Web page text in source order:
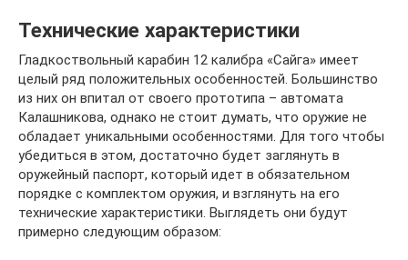
Технические характеристики
Гладкоствольный карабин 12 калибра «Сайга» имеет
целый ряд положительных особенностей. Большинство
из них он впитал от своего прототипа – автомата
Калашникова, однако не стоит думать, что оружие не
обладает уникальными особенностями. Для того чтобы
убедиться в этом, достаточно будет заглянуть в
оружейный паспорт, который идет в обязательном
порядке с комплектом оружия, и взглянуть на его
технические характеристики. Выглядеть они будут
примерно следующим образом: